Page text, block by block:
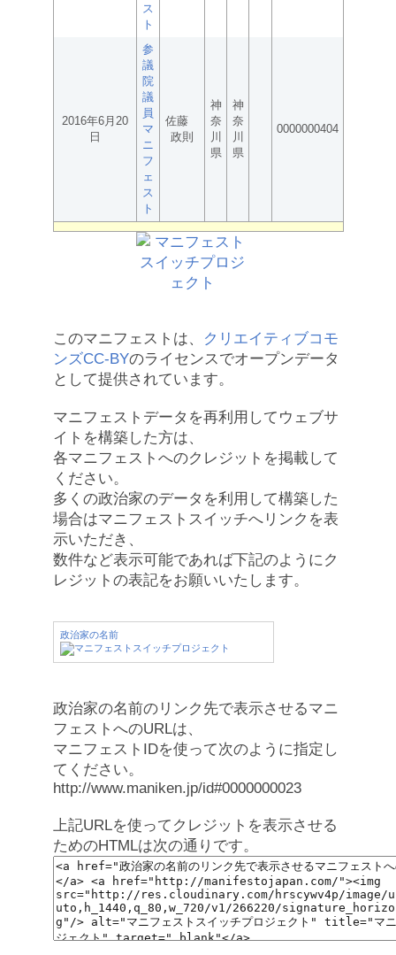
ス
ト
2016年6月20
日
参
議
院
議
員
マ
ニ
フ
ェ
ス
ト
佐藤
政則
神
奈
川
県
神
奈
川
県
0000000404
このマニフェストは、
クリエイティブコモ
ンズCC-BYのライセンスでオープンデータ
として提供されています。
マニフェストデータを再利用してウェブサ
イトを構築した方は、
各マニフェストへのクレジットを掲載して
ください。
多くの政治家のデータを利用して構築した
場合はマニフェストスイッチへリンクを表
示いただき、
数件など表示可能であれば下記のようにク
レジットの表記をお願いいたします。
政治家の名前
政治家の名前のリンク先で表示させるマニ
フェストへのURLは、
マニフェストIDを使って次のように指定し
てください。
http://www.maniken.jp/id#0000000023
上記URLを使ってクレジットを表示させる
ためのHTMLは次の通りです。